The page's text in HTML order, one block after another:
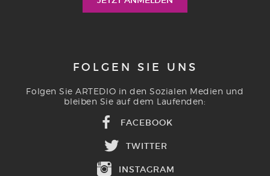
FOLGEN SIE UNS
Folgen Sie ARTEDIO in den Sozialen Medien und
bleiben Sie auf dem Laufenden:
FACEBOOK
TWITTER
INSTAGRAM